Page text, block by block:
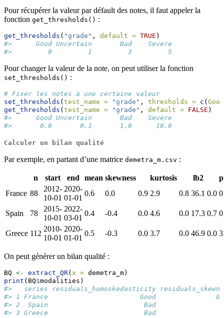
Pour récupérer la valeur par défault des notes, il faut appeler la
fonction get_thresholds() :
get_thresholds ( "grade" , default = TRUE )
#>      Good Uncertain       Bad    Severe
#>         0         1         3         5
Pour changer la valeur de la note, on peut utiliser la fonction
set_thresholds() :
# Fixer les notes à une certaine valeur
set_thresholds ( test_name = "grade" , thresholds = c (
get_thresholds ( test_name = "grade" , default = FALSE )
#>      Good Uncertain       Bad    Severe
#>       0.0       0.1       1.0      10.0
Calculer un bilan qualité
Par exemple, en partant d’une matrice demetra_m.csv :
n start end mean skewness kurtosis lb2
p
France 88
2012-
10-01
2020-
01-01
0.6 0.0 0.9 2.9 0.8 36.1 0.0 0
Spain 78
2015-
10-01
2022-
03-01
0.4 -0.4 0.0 4.6 0.0 17.3 0.7 0
Greece 112
2010-
10-01
2020-
01-01
0.5 -0.3 0.0 3.7 0.0 46.9 0.0 3
On peut générer un bilan qualité :
BQ <- extract_QR( x = demetra_m)
print (BQ$modalities)
#>   series residuals_homoskedasticity
#> 1 France                       Good
#> 2  Spain                        Bad
#> 3 Greece                        Bad